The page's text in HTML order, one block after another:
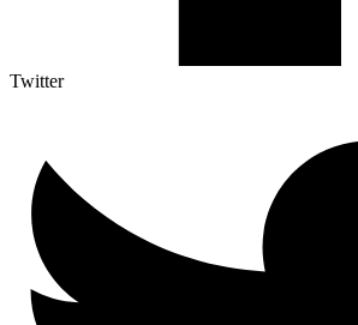
Twitter